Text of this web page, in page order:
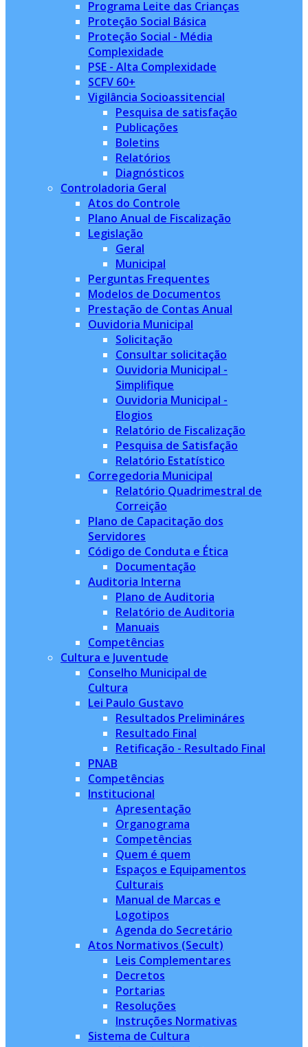
Programa Leite das Crianças
Proteção Social Básica
Proteção Social - Média
Complexidade
PSE - Alta Complexidade
SCFV 60+
Vigilância Socioassitencial
Pesquisa de satisfação
Publicações
Boletins
Relatórios
Diagnósticos
Controladoria Geral
Atos do Controle
Plano Anual de Fiscalização
Legislação
Geral
Municipal
Perguntas Frequentes
Modelos de Documentos
Prestação de Contas Anual
Ouvidoria Municipal
Solicitação
Consultar solicitação
Ouvidoria Municipal -
Simplifique
Ouvidoria Municipal -
Elogios
Relatório de Fiscalização
Pesquisa de Satisfação
Relatório Estatístico
Corregedoria Municipal
Relatório Quadrimestral de
Correição
Plano de Capacitação dos
Servidores
Código de Conduta e Ética
Documentação
Auditoria Interna
Plano de Auditoria
Relatório de Auditoria
Manuais
Competências
Cultura e Juventude
Conselho Municipal de
Cultura
Lei Paulo Gustavo
Resultados Prelimináres
Resultado Final
Retificação - Resultado Final
PNAB
Competências
Institucional
Apresentação
Organograma
Competências
Quem é quem
Espaços e Equipamentos
Culturais
Manual de Marcas e
Logotipos
Agenda do Secretário
Atos Normativos (Secult)
Leis Complementares
Decretos
Portarias
Resoluções
Instruções Normativas
Sistema de Cultura